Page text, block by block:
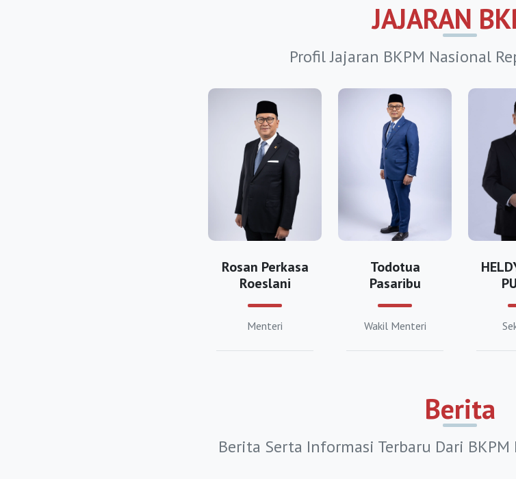
https://bkpmpangandaran.org
https://bkpmsubang.org
https://bkpmsukabumi.org
https://bkpmsumedang.org
https://bkpmtasikmalaya.org
https://bkpmbanjar.org
https://bkpmbogor.com
https://bkpmcimahi.org
https://bkpmcirebon.com
https://bkpmbanjarnegara.org
JAJARAN
Profil Jajaran BKPM Nasional
Rosan Perkasa
Roeslani
Menteri
Todotua
Pasaribu
Wakil Menteri
Berita
Berita Serta Informasi Terbaru Dari BKPM